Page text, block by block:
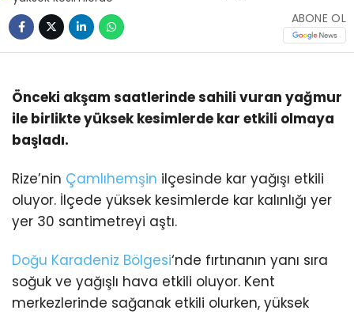
ABONE OL
Önceki akşam saatlerinde sahili vuran yağmur
ile birlikte yüksek kesimlerde kar etkili olmaya
başladı.
Rize’nin Çamlıhemşin ilçesinde kar yağışı etkili
oluyor. İlçede yüksek kesimlerde kar kalınlığı yer
yer 30 santimetreyi aştı.
Doğu Karadeniz Bölgesi‘nde fırtınanın yanı sıra
soğuk ve yağışlı hava etkili oluyor. Kent
merkezlerinde sağanak etkili olurken, yüksek